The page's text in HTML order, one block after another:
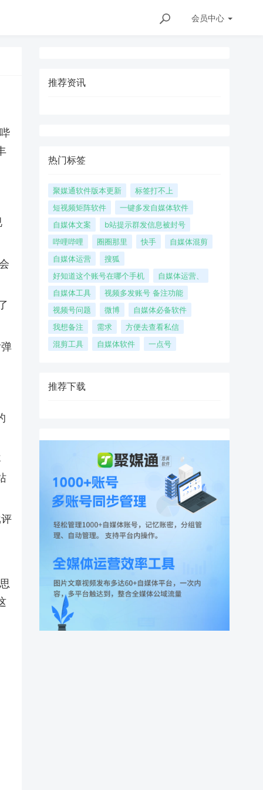
会员中心
推荐资讯
热门标签
聚媒通软件版本更新
标签打不上
短视频矩阵软件
一键多发自媒体软件
自媒体文案
b站提示群发信息被封号
哔哩哔哩
圈圈那里 快手
自媒体混剪
自媒体运营
搜狐
好知道这个账号在哪个手机
自媒体运营、
自媒体工具
视频多发账号 备注功能
视频号问题
微博
自媒体必备软件
我想备注
需求
方便去查看私信
混剪工具
自媒体软件 一点号
推荐下载